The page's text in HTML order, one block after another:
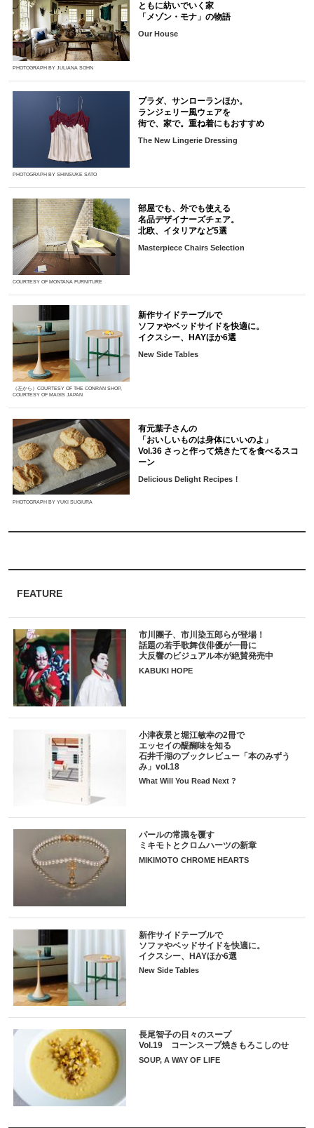
FEATURE
市川團子、市川染五郎らが登場！
話題の若手歌舞伎俳優が一冊に
大反響のビジュアル本が絶賛発売中
KABUKI HOPE
小津夜景と堀江敏幸の2冊で
エッセイの醍醐味を知る
石井千湖のブックレビュー「本のみずう
み」vol.18
What Will You Read Next ?
パールの常識を覆す
ミキモトとクロムハーツの新章
MIKIMOTO CHROME HEARTS
新作サイドテーブルで
ソファやベッドサイドを快適に。
イクスシー、HAYほか6選
New Side Tables
長尾智子の日々のスープ
Vol.19 コーンスープ焼きもろこしのせ
SOUP, A WAY OF LIFE
PHOTOGRAPH BY JULIANA SOHN
ともに紡いでいく家
「メゾン・モナ」の物語
Our House
PHOTOGRAPH BY SHINSUKE SATO
プラダ、サンローランほか。
ランジェリー風ウェアを
街で、家で。重ね着にもおすすめ
The New Lingerie Dressing
COURTESY OF MONTANA FURNITURE
部屋でも、外でも使える
名品デザイナーズチェア。
北欧、イタリアなど5選
Masterpiece Chairs Selection
（左から）COURTESY OF THE CONRAN SHOP,
COURTESY OF MAGIS JAPAN
新作サイドテーブルで
ソファやベッドサイドを快適に。
イクスシー、HAYほか6選
New Side Tables
PHOTOGRAPH BY YUKI SUGIURA
有元葉子さんの
「おいしいものは身体にいいのよ」
Vol.36 さっと作って焼きたてを食べるスコ
ーン
Delicious Delight Recipes！